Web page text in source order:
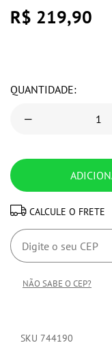
R$ 219,90
QUANTIDADE:
CALCULE O FRETE
NÃO SABE O CEP?
SKU 744190